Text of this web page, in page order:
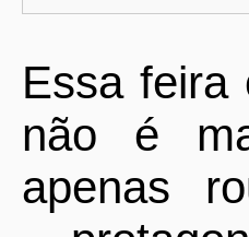
Essa
não é
apenas